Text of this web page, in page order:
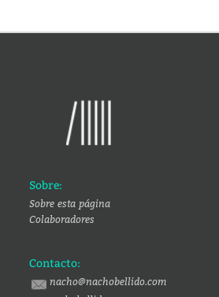
Sobre:
Sobre esta página
Colaboradores
Contacto:
nacho@nachobellido.com